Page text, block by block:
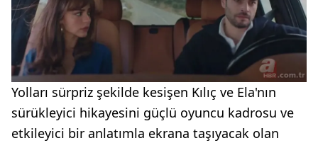
Yolları sürpriz şekilde kesişen Kılıç ve Ela'nın
sürükleyici hikayesini güçlü oyuncu kadrosu ve
etkileyici bir anlatımla ekrana taşıyacak olan